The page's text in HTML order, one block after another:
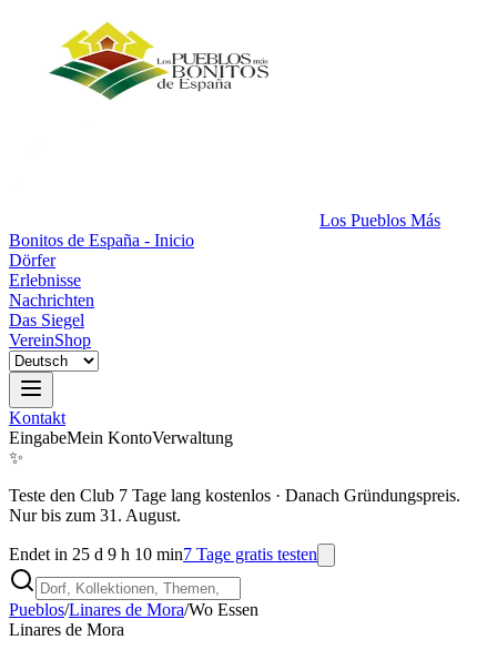
Los Pueblos Más
Bonitos de España - Inicio
Dörfer
Erlebnisse
Nachrichten
Das Siegel
VereinShop
Kontakt
EingabeMein KontoVerwaltung
✨
Teste den Club 7 Tage lang kostenlos · Danach Gründungspreis.
Nur bis zum 31. August.
Endet in 25 d 9 h 10 min7 Tage gratis testen
Pueblos/Linares de Mora/Wo Essen
Linares de Mora